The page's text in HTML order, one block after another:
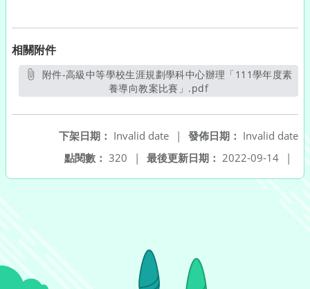
相關附件
養導向教案比賽」.pdf另開新視窗
發佈日期： Invalid date
下架日期： Invalid date
|
最後更新日期： 2022-09-14 |
點閱數： 320 |